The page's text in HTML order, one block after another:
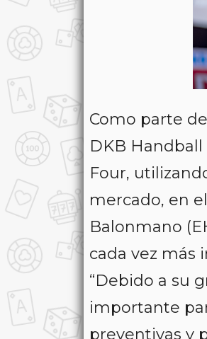
Como parte
DKB Handball
Four,
mercado, en
Balonmano
cada vez más
“Debido a su
importante
preventivas y